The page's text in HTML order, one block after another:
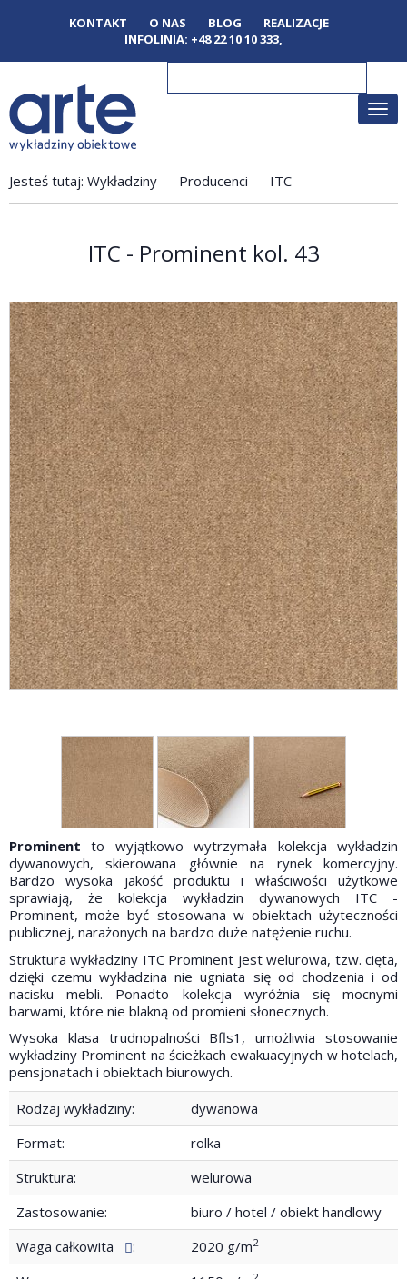
KONTAKT O NAS BLOG
REALIZACJE
INFOLINIA: +48 22 10 10 333,
Jesteś tutaj: Wykładziny Producenci ITC
ITC - Prominent kol. 43
Prominent to wyjątkowo wytrzymała kolekcja wykładzin
dywanowych, skierowana głównie na rynek komercyjny.
Bardzo wysoka jakość produktu i właściwości użytkowe
sprawiają, że kolekcja wykładzin dywanowych ITC -
Prominent, może być stosowana w obiektach użyteczności
publicznej, narażonych na bardzo duże natężenie ruchu.
Struktura wykładziny ITC Prominent jest welurowa, tzw. cięta,
dzięki czemu wykładzina nie ugniata się od chodzenia i od
nacisku mebli. Ponadto kolekcja wyróżnia się mocnymi
barwami, które nie blakną od promieni słonecznych.
Wysoka klasa trudnopalności Bfls1, umożliwia stosowanie
wykładziny Prominent na ścieżkach ewakuacyjnych w hotelach,
pensjonatach i obiektach biurowych.
Rodzaj wykładziny:
dywanowa
Format:
rolka
Struktura:
welurowa
Zastosowanie:
biuro / hotel / obiekt handlowy
Waga całkowita
: 2020 g/m2